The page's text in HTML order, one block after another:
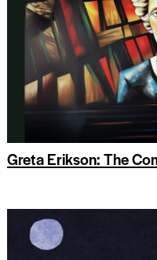
Greta Erikson: The